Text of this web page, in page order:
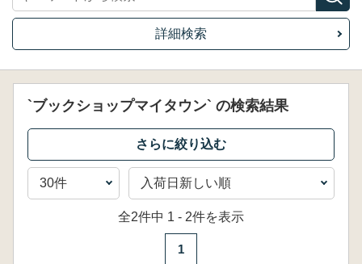
詳細検索
`ブックショップマイタウン` の検索結果
全2件中 1 - 2件を表示
1